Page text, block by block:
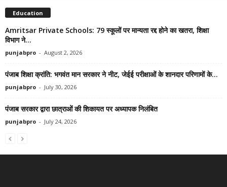
Education
Amritsar Private Schools: 79 स्कूलों पर मान्यता रद्द होने का खतरा, शिक्षा
विभाग ने...
punjabpro - August 2, 2026
पंजाब शिक्षा क्रांति: भगवंत मान सरकार ने नीट, जेईई परीक्षाओं के शानदार परिणामों के...
punjabpro - July 30, 2026
पंजाब सरकार द्वारा छात्राओं की शिकायत पर अध्यापक निलंबित
punjabpro - July 24, 2026